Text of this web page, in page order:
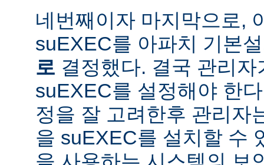
네번째이자 마지막으로,
suEXEC를 아파치 기본
로 결정했다. 결국 관리
suEXEC를 설정해야 한
정을 잘 고려한후 관리자
을 suEXEC를 설치할 수